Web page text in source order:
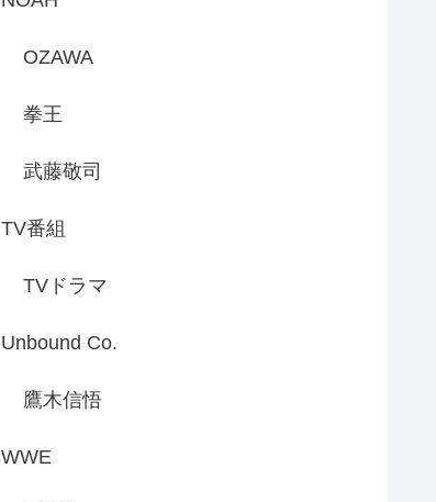
OZAWA
拳王
武藤敬司
TV番組
TVドラマ
Unbound Co.
鷹木信悟
WWE